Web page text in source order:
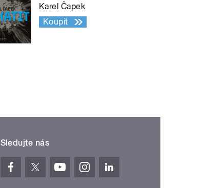
Karel Čapek
Koupit
Sledujte nás